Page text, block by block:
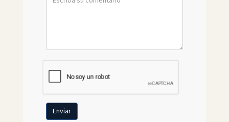
Enviar